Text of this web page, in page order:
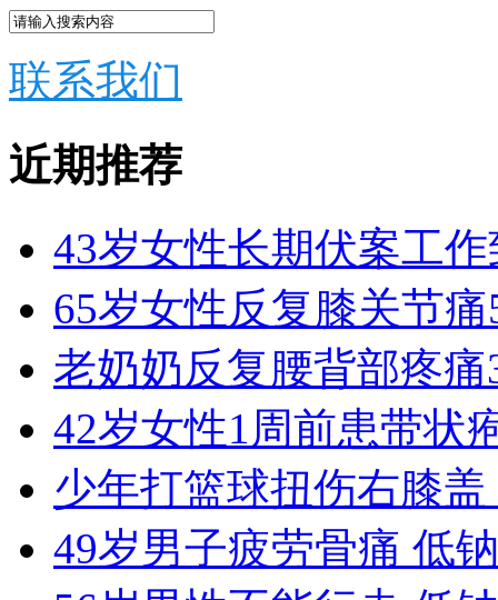
联系我们
近期推荐
43岁女性长期伏案工
65岁女性反复膝关节
老奶奶反复腰背部疼
42岁女性1周前患带状
少年打篮球扭伤右膝
49岁男子疲劳骨痛 低